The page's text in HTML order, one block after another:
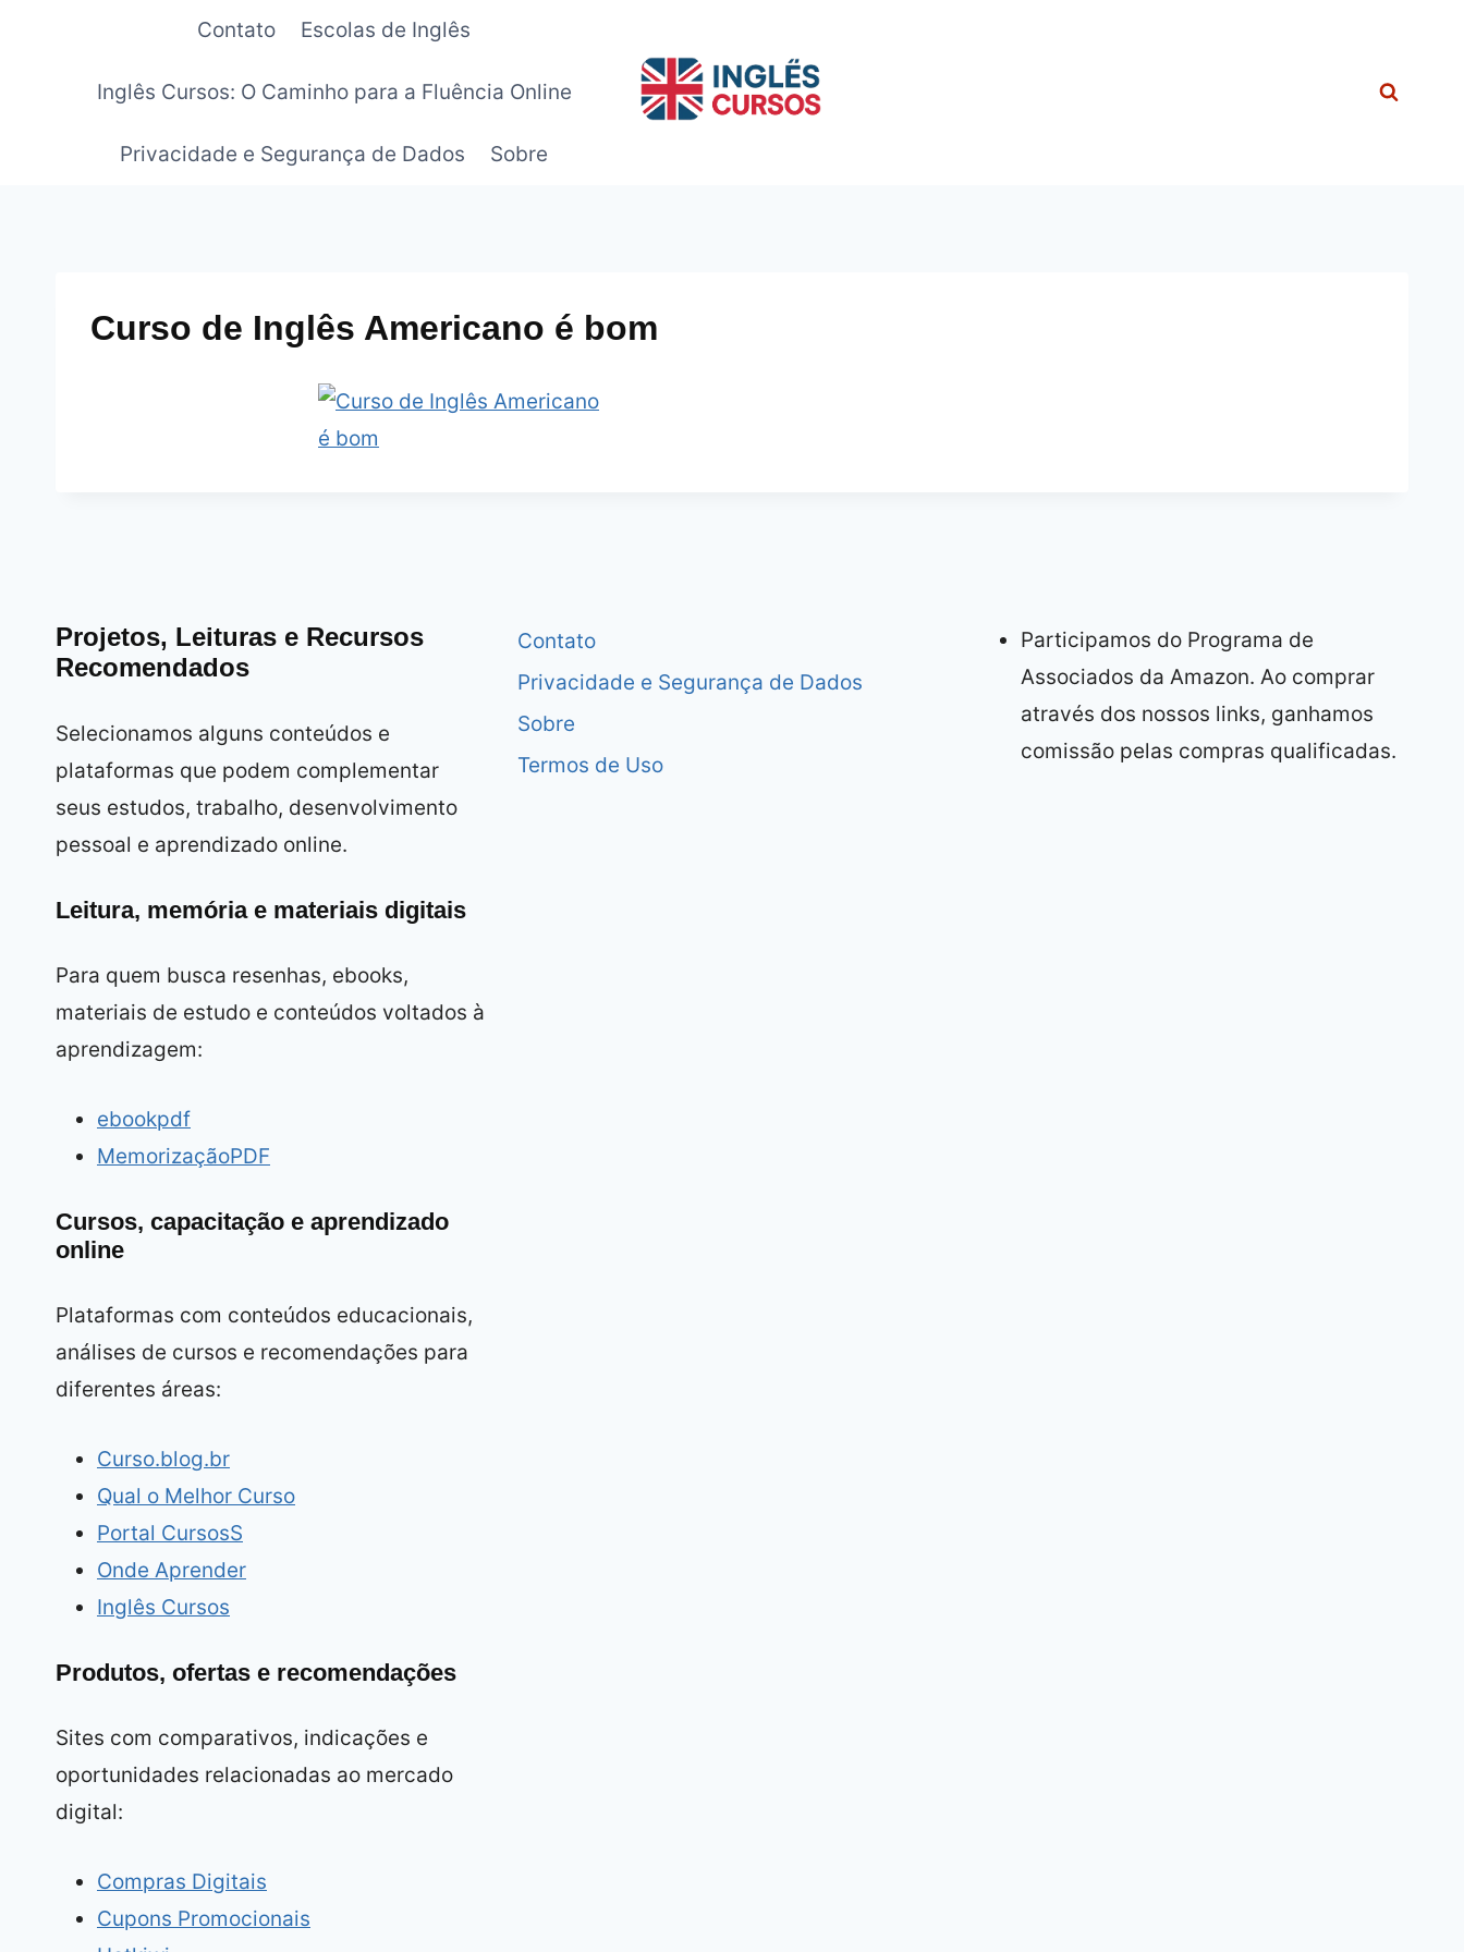
Contato Escolas de Inglês
Inglês Cursos: O Caminho para a Fluência Online
Privacidade e Segurança de Dados Sobre
Curso de Inglês Americano é bom
Projetos, Leituras e Recursos
Recomendados
Selecionamos alguns conteúdos e
plataformas que podem complementar
seus estudos, trabalho, desenvolvimento
pessoal e aprendizado online.
Leitura, memória e materiais digitais
Para quem busca resenhas, ebooks,
materiais de estudo e conteúdos voltados à
aprendizagem:
ebookpdf
MemorizaçãoPDF
Cursos, capacitação e aprendizado
online
Plataformas com conteúdos educacionais,
análises de cursos e recomendações para
diferentes áreas:
Curso.blog.br
Qual o Melhor Curso
Portal CursosS
Onde Aprender
Inglês Cursos
Produtos, ofertas e recomendações
Sites com comparativos, indicações e
oportunidades relacionadas ao mercado
digital:
Compras Digitais
Cupons Promocionais
Contato
Privacidade e Segurança de Dados
Sobre
Termos de Uso
Participamos do Programa de
Associados da Amazon. Ao comprar
através dos nossos links, ganhamos
comissão pelas compras qualificadas.